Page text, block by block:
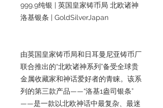
999.9纯银 | 英国皇家铸币局 北欧诸神
洛基银条 | GoldSilverJapan
由英国皇家铸币局和日耳曼尼亚铸币厂
联合推出的“北欧诸神系列”备受全球贵
金属收藏家和神话爱好者的青睐。该系
列的第三款产品——“洛基1盎司银条”
——是一款以北欧神话中最复杂、最迷